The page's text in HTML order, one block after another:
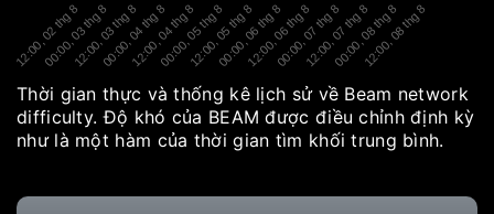
12:00, 02 thg 8
00:00, 03 thg 8
12:00, 03 thg 8
00:00, 04 thg 8
12:00, 04 thg 8
00:00, 05 thg 8
12:00, 05 thg 8
00:00, 06 thg 8
12:00, 06 thg 8
00:00, 07 thg 8
12:00, 07 thg 8
00:00, 08 thg 8
12:00, 08 thg 8
Thời gian thực và thống kê lịch sử về Beam network
difficulty. Độ khó của BEAM được điều chỉnh định kỳ
như là một hàm của thời gian tìm khối trung bình.